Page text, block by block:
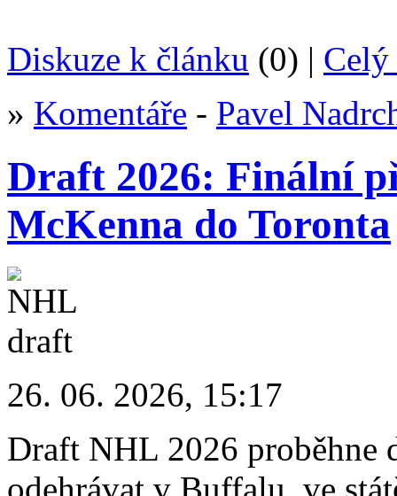
Diskuze k článku (0) | Celý
» Komentáře - Pavel
Draft 2026: Finální
McKenna do Toronta
26. 06. 2026, 15:17
Draft NHL 2026 proběhne